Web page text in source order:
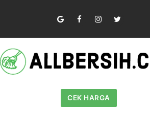
CEK HARGA